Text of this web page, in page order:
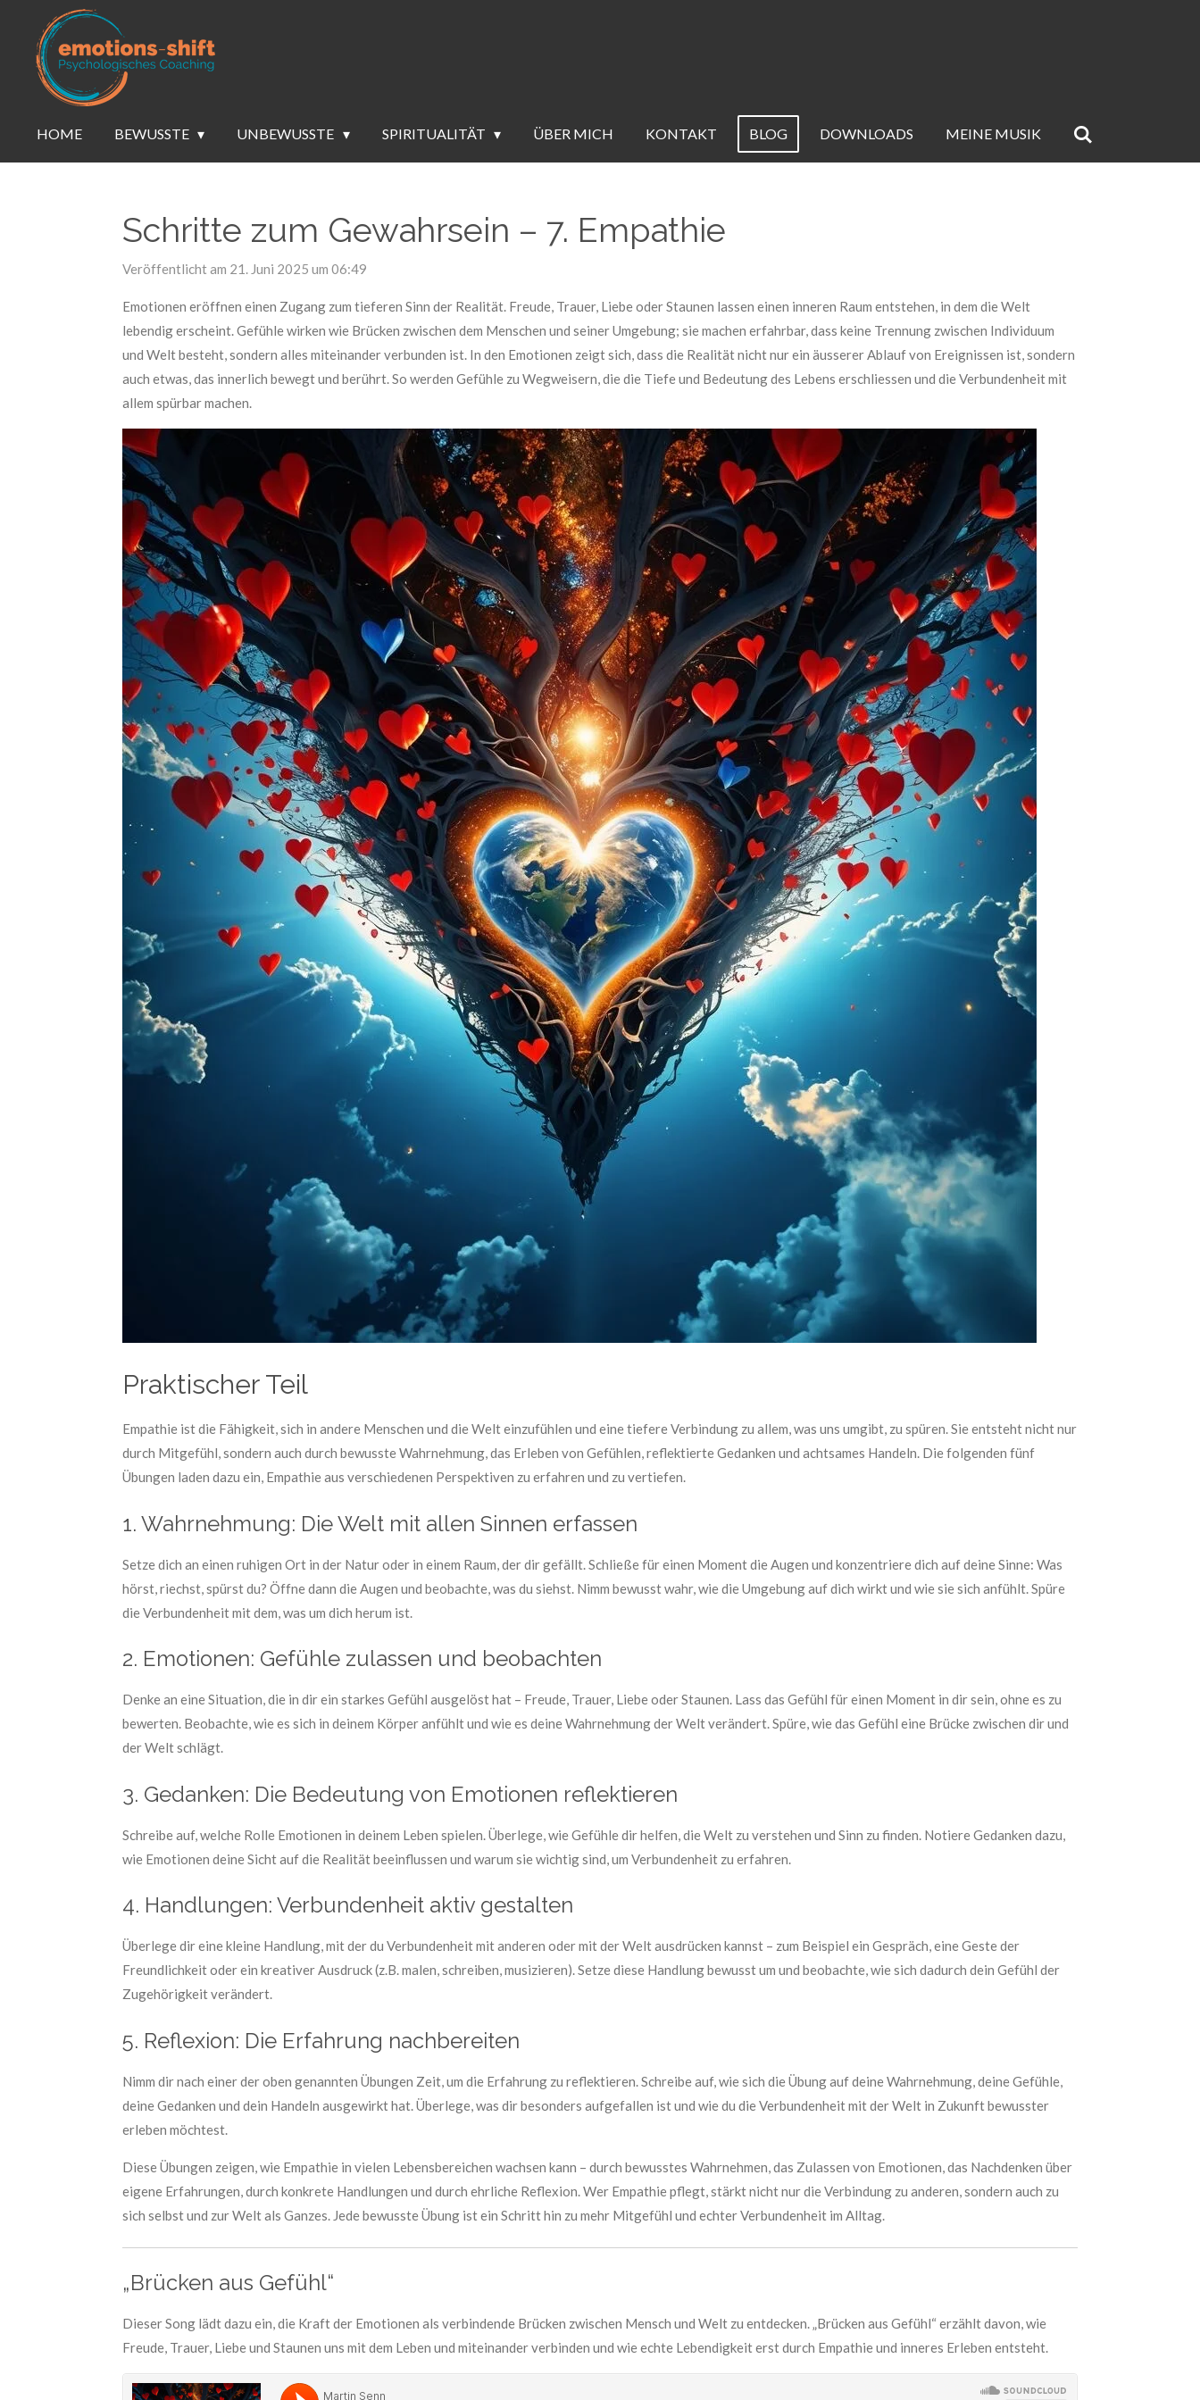
Hauptinhalt
springen
HOME BEWUSSTE UNBEWUSSTE SPIRITUALITÄT ÜBER MICH KONTAKT BLOG DOWNLOADS MEINE MUSIK
Schritte zum Gewahrsein – 7. Empathie
Veröffentlicht am 21. Juni 2025 um 06:49
Emotionen eröffnen einen Zugang zum tieferen Sinn der Realität. Freude, Trauer, Liebe oder Staunen lassen einen inneren Raum entstehen, in dem die Welt
lebendig erscheint. Gefühle wirken wie Brücken zwischen dem Menschen und seiner Umgebung; sie machen erfahrbar, dass keine Trennung zwischen Individuum
und Welt besteht, sondern alles miteinander verbunden ist. In den Emotionen zeigt sich, dass die Realität nicht nur ein äusserer Ablauf von Ereignissen ist, sondern
auch etwas, das innerlich bewegt und berührt. So werden Gefühle zu Wegweisern, die die Tiefe und Bedeutung des Lebens erschliessen und die Verbundenheit mit
allem spürbar machen.
Praktischer Teil
Empathie ist die Fähigkeit, sich in andere Menschen und die Welt einzufühlen und eine tiefere Verbindung zu allem, was uns umgibt, zu spüren. Sie entsteht nicht nur
durch Mitgefühl, sondern auch durch bewusste Wahrnehmung, das Erleben von Gefühlen, reflektierte Gedanken und achtsames Handeln. Die folgenden fünf
Übungen laden dazu ein, Empathie aus verschiedenen Perspektiven zu erfahren und zu vertiefen.
1. Wahrnehmung: Die Welt mit allen Sinnen erfassen
Setze dich an einen ruhigen Ort in der Natur oder in einem Raum, der dir gefällt. Schließe für einen Moment die Augen und konzentriere dich auf deine Sinne: Was
hörst, riechst, spürst du? Öffne dann die Augen und beobachte, was du siehst. Nimm bewusst wahr, wie die Umgebung auf dich wirkt und wie sie sich anfühlt. Spüre
die Verbundenheit mit dem, was um dich herum ist.
2. Emotionen: Gefühle zulassen und beobachten
Denke an eine Situation, die in dir ein starkes Gefühl ausgelöst hat – Freude, Trauer, Liebe oder Staunen. Lass das Gefühl für einen Moment in dir sein, ohne es zu
bewerten. Beobachte, wie es sich in deinem Körper anfühlt und wie es deine Wahrnehmung der Welt verändert. Spüre, wie das Gefühl eine Brücke zwischen dir und
der Welt schlägt.
3. Gedanken: Die Bedeutung von Emotionen reflektieren
Schreibe auf, welche Rolle Emotionen in deinem Leben spielen. Überlege, wie Gefühle dir helfen, die Welt zu verstehen und Sinn zu finden. Notiere Gedanken dazu,
wie Emotionen deine Sicht auf die Realität beeinflussen und warum sie wichtig sind, um Verbundenheit zu erfahren.
4. Handlungen: Verbundenheit aktiv gestalten
Überlege dir eine kleine Handlung, mit der du Verbundenheit mit anderen oder mit der Welt ausdrücken kannst – zum Beispiel ein Gespräch, eine Geste der
Freundlichkeit oder ein kreativer Ausdruck (z.B. malen, schreiben, musizieren). Setze diese Handlung bewusst um und beobachte, wie sich dadurch dein Gefühl der
Zugehörigkeit verändert.
5. Reflexion: Die Erfahrung nachbereiten
Nimm dir nach einer der oben genannten Übungen Zeit, um die Erfahrung zu reflektieren. Schreibe auf, wie sich die Übung auf deine Wahrnehmung, deine Gefühle,
deine Gedanken und dein Handeln ausgewirkt hat. Überlege, was dir besonders aufgefallen ist und wie du die Verbundenheit mit der Welt in Zukunft bewusster
erleben möchtest.
Diese Übungen zeigen, wie Empathie in vielen Lebensbereichen wachsen kann – durch bewusstes Wahrnehmen, das Zulassen von Emotionen, das Nachdenken über
eigene Erfahrungen, durch konkrete Handlungen und durch ehrliche Reflexion. Wer Empathie pflegt, stärkt nicht nur die Verbindung zu anderen, sondern auch zu
sich selbst und zur Welt als Ganzes. Jede bewusste Übung ist ein Schritt hin zu mehr Mitgefühl und echter Verbundenheit im Alltag.
„Brücken aus Gefühl“
Dieser Song lädt dazu ein, die Kraft der Emotionen als verbindende Brücken zwischen Mensch und Welt zu entdecken. „Brücken aus Gefühl“ erzählt davon, wie
Freude, Trauer, Liebe und Staunen uns mit dem Leben und miteinander verbinden und wie echte Lebendigkeit erst durch Empathie und inneres Erleben entsteht.